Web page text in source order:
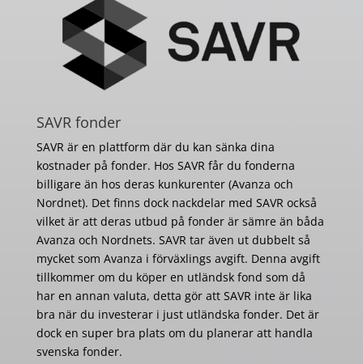
SAVR fonder
SAVR är en plattform där du kan sänka dina
kostnader på fonder. Hos SAVR får du fonderna
billigare än hos deras kunkurenter (Avanza och
Nordnet). Det finns dock nackdelar med SAVR också
vilket är att deras utbud på fonder är sämre än båda
Avanza och Nordnets. SAVR tar även ut dubbelt så
mycket som Avanza i förväxlings avgift. Denna avgift
tillkommer om du köper en utländsk fond som då
har en annan valuta, detta gör att SAVR inte är lika
bra när du investerar i just utländska fonder. Det är
dock en super bra plats om du planerar att handla
svenska fonder.